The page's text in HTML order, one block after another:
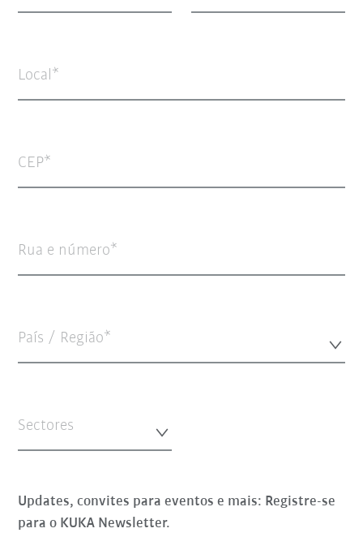
Local
CEP
Rua e número
País / Região*
Sectores
Updates, convites para eventos e mais: Registre-se
para o KUKA Newsletter.